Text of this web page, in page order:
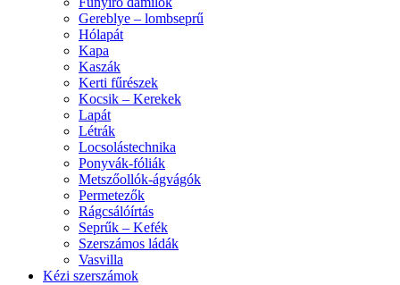
Gereblye – lombseprű
Hólapát
Kapa
Kaszák
Kerti fűrészek
Kocsik – Kerekek
Lapát
Létrák
Locsolástechnika
Ponyvák-fóliák
Metszőollók-ágvágók
Permetezők
Rágcsálóírtás
Seprűk – Kefék
Szerszámos ládák
Vasvilla
Kézi szerszámok